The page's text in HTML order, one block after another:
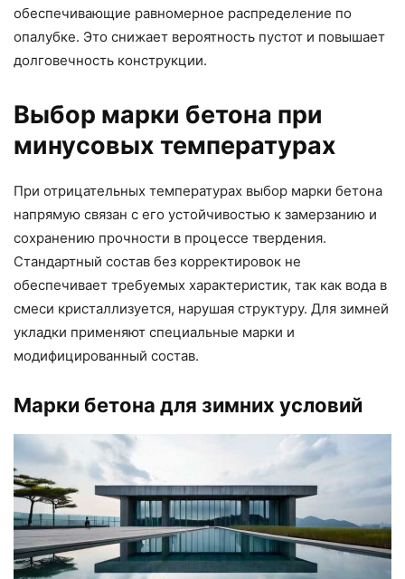
обеспечивающие равномерное распределение по
опалубке. Это снижает вероятность пустот и повышает
долговечность конструкции.
Выбор марки бетона при
минусовых температурах
При отрицательных температурах выбор марки бетона
напрямую связан с его устойчивостью к замерзанию и
сохранению прочности в процессе твердения.
Стандартный состав без корректировок не
обеспечивает требуемых характеристик, так как вода в
смеси кристаллизуется, нарушая структуру. Для зимней
укладки применяют специальные марки и
модифицированный состав.
Марки бетона для зимних условий